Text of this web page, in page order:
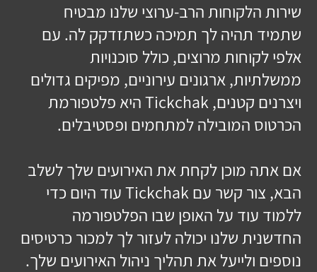
שירות הלקוחות הרב-ערוצי שלנו מבטיח
שתמיד תהיה לך תמיכה כשתזדקק לה. עם
אלפי לקוחות מרוצים, כולל סוכנויות
ממשלתיות, ארגונים עירוניים, מפיקים גדולים
ויצרנים קטנים, Tickchak היא פלטפורמת
הכרטוס המובילה למתחמים ופסטיבלים.
אם אתה מוכן לקחת את האירועים שלך לשלב
הבא, צור קשר עם Tickchak עוד היום כדי
ללמוד עוד על האופן שבו הפלטפורמה
החדשנית שלנו יכולה לעזור לך למכור כרטיסים
נוספים ולייעל את תהליך ניהול האירועים שלך.